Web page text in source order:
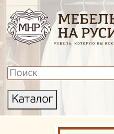
Каталог